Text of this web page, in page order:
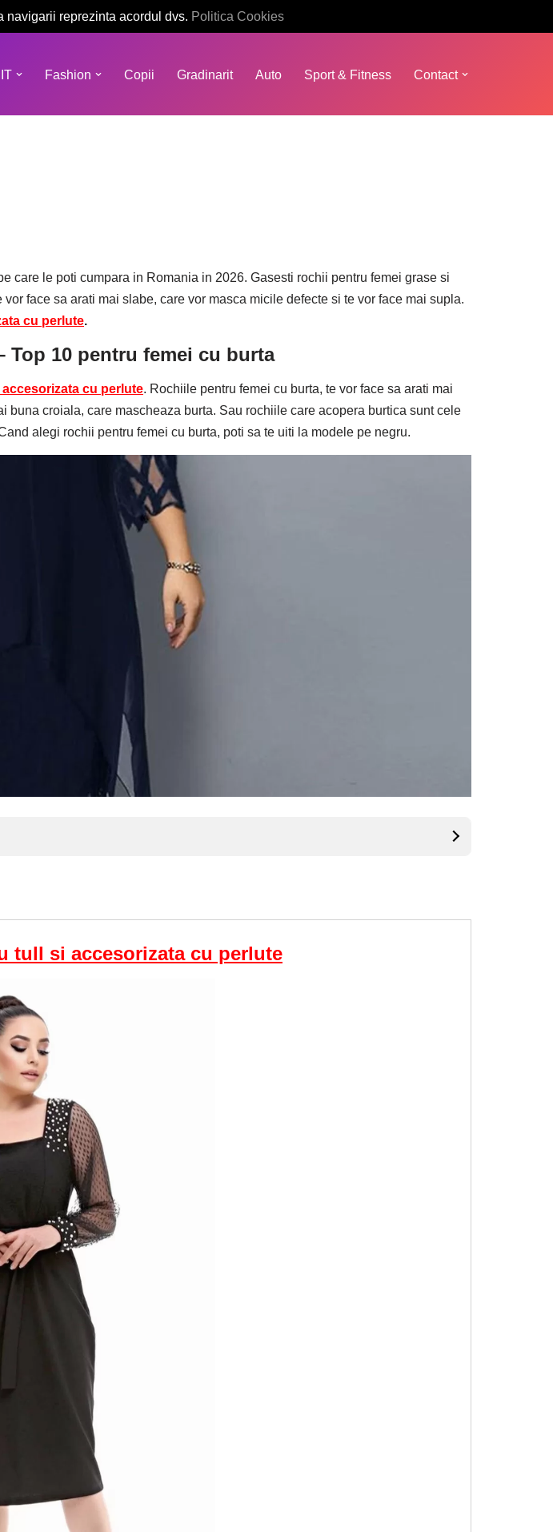
navigarii reprezinta acordul dvs. Politica Cookies
IT Fashion Copii Gradinarit Auto Sport & Fitness Contact
care le poti cumpara in Romania in 2026. Gasesti rochii pentru femei grase si
face sa arati mai slabe, care vor masca micile defecte si te vor face mai supla.
cu perlute.
Top 10 pentru femei cu burta
cu perlute. Rochiile pentru femei cu burta, te vor face sa arati mai
croiala, care mascheaza burta. Sau rochiile care acopera burtica sunt cele
alegi rochii pentru femei cu burta, poti sa te uiti la modele pe negru.
tull si accesorizata cu perlute